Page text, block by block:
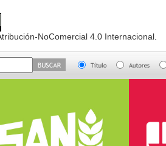
NoComercial 4.0 Internacional